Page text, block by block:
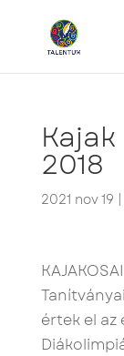
2018
2021 nov 19
értek el az